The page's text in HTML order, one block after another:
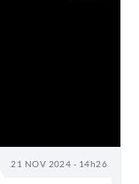
21 NOV 2024 - 14h26